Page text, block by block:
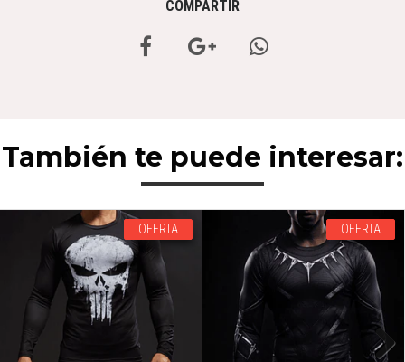
COMPARTIR
También te puede interesar:
OFERTA OFERTA